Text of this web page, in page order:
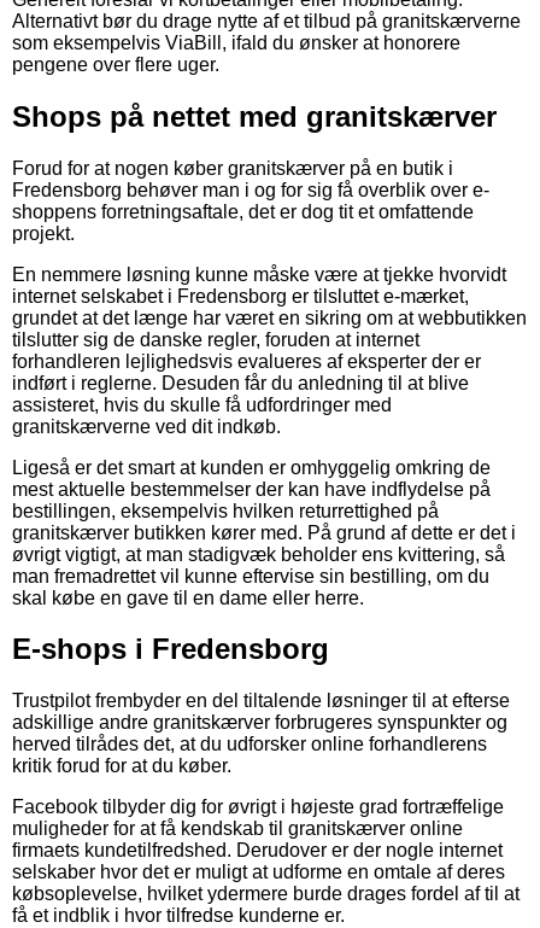
Alternativt bør du drage nytte af et tilbud på granitskærverne
som eksempelvis ViaBill, ifald du ønsker at honorere
pengene over flere uger.
Shops på nettet med granitskærver
Forud for at nogen køber granitskærver på en butik i
Fredensborg behøver man i og for sig få overblik over e-
shoppens forretningsaftale, det er dog tit et omfattende
projekt.
En nemmere løsning kunne måske være at tjekke hvorvidt
internet selskabet i Fredensborg er tilsluttet e-mærket,
grundet at det længe har været en sikring om at webbutikken
tilslutter sig de danske regler, foruden at internet
forhandleren lejlighedsvis evalueres af eksperter der er
indført i reglerne. Desuden får du anledning til at blive
assisteret, hvis du skulle få udfordringer med
granitskærverne ved dit indkøb.
Ligeså er det smart at kunden er omhyggelig omkring de
mest aktuelle bestemmelser der kan have indflydelse på
bestillingen, eksempelvis hvilken returrettighed på
granitskærver butikken kører med. På grund af dette er det i
øvrigt vigtigt, at man stadigvæk beholder ens kvittering, så
man fremadrettet vil kunne eftervise sin bestilling, om du
skal købe en gave til en dame eller herre.
E-shops i Fredensborg
Trustpilot frembyder en del tiltalende løsninger til at efterse
adskillige andre granitskærver forbrugeres synspunkter og
herved tilrådes det, at du udforsker online forhandlerens
kritik forud for at du køber.
Facebook tilbyder dig for øvrigt i højeste grad fortræffelige
muligheder for at få kendskab til granitskærver online
firmaets kundetilfredshed. Derudover er der nogle internet
selskaber hvor det er muligt at udforme en omtale af deres
købsoplevelse, hvilket ydermere burde drages fordel af til at
få et indblik i hvor tilfredse kunderne er.